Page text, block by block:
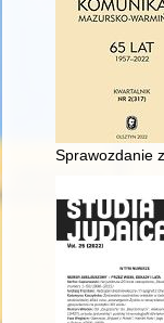
Sprawozdanie